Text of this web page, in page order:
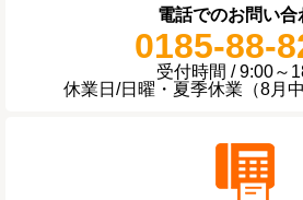
電話でのお問い合
0185-88-
受付時間 / 9:00～
休業日/日曜・夏季休業（8月